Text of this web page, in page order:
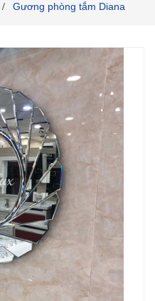
/ Gương phòng tắm Diana